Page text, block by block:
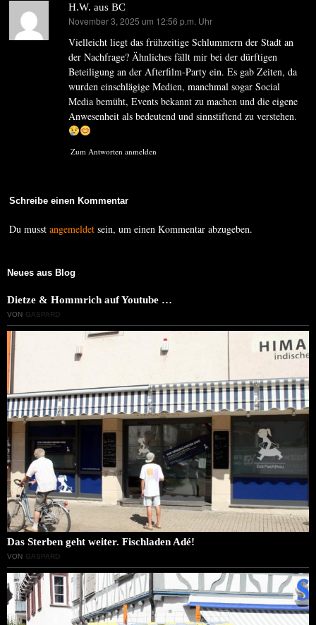
H.W. aus BC
sagt:
November 3, 2025 um 12:56 p.m. Uhr
Vielleicht liegt das frühzeitige Schlummern der Stadt an
der Nachfrage? Ähnliches fällt mir bei der dürftigen
Beteiligung an der Afterfilm-Party ein. Es gab Zeiten, da
wurden einschlägige Medien, manchmal sogar Social
Media bemüht, Events bekannt zu machen und die eigene
Anwesenheit als bedeutend und sinnstiftend zu verstehen.
Zum Antworten anmelden
Schreibe einen Kommentar
Du musstangemeldet sein, um einen Kommentar abzugeben.
Neues aus Blog
Dietze & Hommrich auf Youtube …
VON GASPARD
Das Sterben geht weiter. Fischladen Adé!
VON GASPARD